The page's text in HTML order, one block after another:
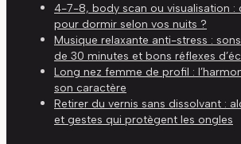
4-7-8, body scan ou visualisation :
pour dormir selon vos nuits ?
Musique relaxante anti-stress :
de 30 minutes et bons réflexes
Long nez femme de profil :
son caractère
Retirer du vernis sans dissolvant :
et gestes qui protègent les ongles